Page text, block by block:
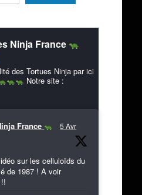
Ninja France
des Tortues Ninja par ici
Notre site :
France 5 Avr
sur les celluloïds du
de 1987 ! A voir